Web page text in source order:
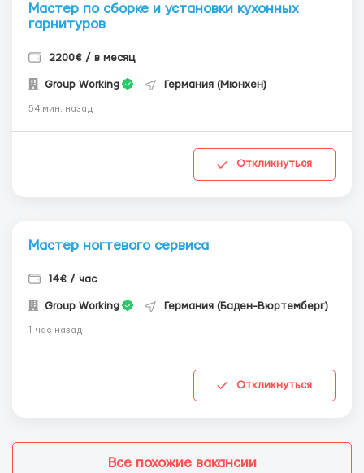
Мастер по сборке и установки кухонных
гарнитуров
2200€ / в месяц
Group Working Германия (Мюнхен)
54 мин. назад
Откликнуться
Мастер ногтевого сервиса
14€ / час
Group Working Германия (Баден-Вюртемберг)
1 час назад
Откликнуться
Все похожие вакансии